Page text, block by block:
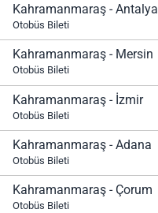
Kahramanmaraş - Antalya
Otobüs Bileti
Kahramanmaraş - Mersin
Otobüs Bileti
Kahramanmaraş - İzmir
Otobüs Bileti
Kahramanmaraş - Adana
Otobüs Bileti
Kahramanmaraş - Çorum
Otobüs Bileti